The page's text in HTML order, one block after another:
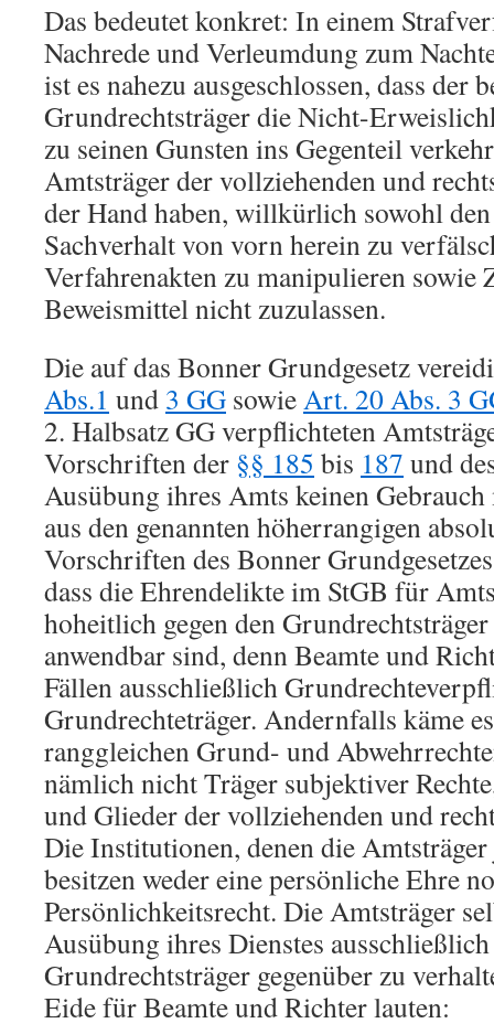
Das bedeutet konkret: In einem
Nachrede und Verleumdung zum
ist es nahezu ausgeschlossen, dass der
Grundrechtsträger die Nicht-
zu seinen Gunsten ins Gegenteil
Amtsträger der vollziehenden und
der Hand haben, willkürlich sowohl
Sachverhalt von vorn herein zu
Verfahrenakten zu manipulieren sowie
Beweismittel nicht zuzulassen.
Die auf das Bonner Grundgesetz
Abs.1 und 3 GG sowieArt. 20 Abs. 3
2. Halbsatz GG verpflichteten
Vorschriften der §§ 185 bis 187 und
Ausübung ihres Amts keinen
aus den genannten höherrangigen
Vorschriften des Bonner
dass die Ehrendelikte im StGB für
hoheitlich gegen den
anwendbar sind, denn Beamte und
Fällen ausschließlich
Grundrechteträger. Andernfalls käme
ranggleichen Grund- und
nämlich nicht Träger subjektiver
und Glieder der vollziehenden und
Die Institutionen, denen die Amtsträger
besitzen weder eine persönliche Ehre
Persönlichkeitsrecht. Die Amtsträger
Ausübung ihres Dienstes
Grundrechtsträger gegenüber zu
Eide für Beamte und Richter lauten: